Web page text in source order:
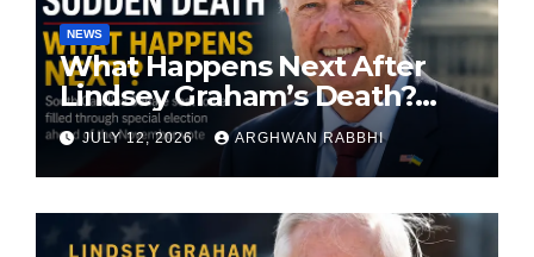
NEWS
What Happens Next After
Lindsey Graham’s Death?
South Carolina Senate Seat
Faces Special Election
JULY 12, 2026 ARGHWAN RABBHI